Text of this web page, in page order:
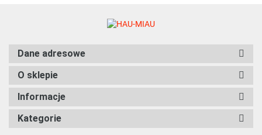
Dane adresowe
O sklepie
Informacje
Kategorie